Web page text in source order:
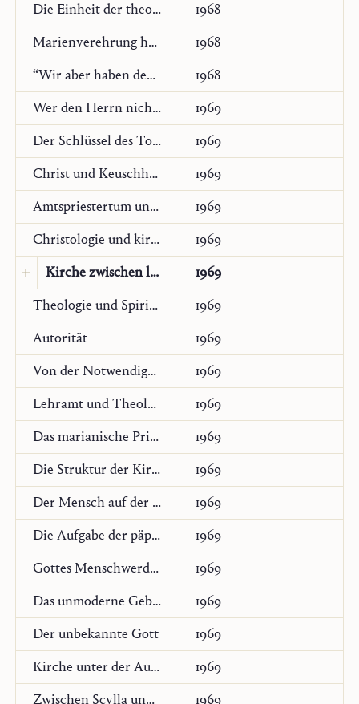
Original: Deutsch
Übersetzung: Italienisch
Die Einheit der theologischen Wissenschaften
1968
Marienverehrung heute
1968
“Wir aber haben den Geist” (1 Kor 2,16)
1968
Wer den Herrn nicht liebt, sei ausgeschieden
1969
Der Schlüssel des Todes und der Hölle
1969
Christ und Keuschheit
1969
Amtspriestertum und Gottesvolk
1969
Christologie und kirchlicher Gehorsam
1969
Kirche zwischen links und rechts
1969
Original: Deutsch
Theologie und Spiritualität
1969
Autorität
1969
Von der Notwendigkeit der Tradition
1969
Lehramt und Theologie
1969
Das marianische Prinzip
1969
Die Struktur der Kirche in einer säkularisierten Welt
1969
Der Mensch auf der Suche nach Gott
1969
Die Aufgabe der päpstlichen Theologenkommission
1969
Gottes Menschwerdung
1969
Das unmoderne Gebet
1969
Der unbekannte Gott
1969
Kirche unter der Autorität Christi
1969
Zwischen Scylla und Charybdis
1969